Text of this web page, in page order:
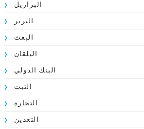
البرازيل
البربر
البعث
البلقان
البنك الدولي
التبت
التجارة
التعدين